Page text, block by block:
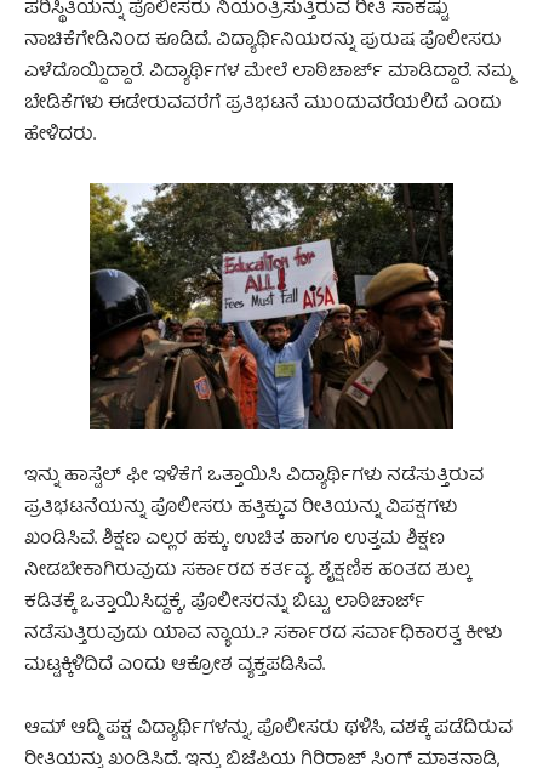
ಪರಿಸ್ಥಿತಿಯನ್ನು ಪೊಲೀಸರು ನಿಯಂತ್ರಿಸುತ್ತಿರುವ ರೀತಿ ಸಾಕಷ್ಟು
ನಾಚಿಕೆಗೇಡಿನಿಂದ ಕೂಡಿದೆ. ವಿದ್ಯಾರ್ಥಿನಿಯರನ್ನು ಪುರುಷ ಪೊಲೀಸರು
ಎಳೆದೊಯ್ದಿದ್ದಾರೆ. ವಿದ್ಯಾರ್ಥಿಗಳ ಮೇಲೆ ಲಾಠಿಚಾರ್ಜ್ ಮಾಡಿದ್ದಾರೆ. ನಮ್ಮ
ಬೇಡಿಕೆಗಳು ಈಡೇರುವವರೆಗೆ ಪ್ರತಿಭಟನೆ ಮುಂದುವರೆಯಲಿದೆ ಎಂದು
ಹೇಳಿದರು.
ಇನ್ನು ಹಾಸ್ಟೆಲ್ ಫೀ ಇಳಿಕೆಗೆ ಒತ್ತಾಯಿಸಿ ವಿದ್ಯಾರ್ಥಿಗಳು ನಡೆಸುತ್ತಿರುವ
ಪ್ರತಿಭಟನೆಯನ್ನು ಪೊಲೀಸರು ಹತ್ತಿಕ್ಕುವ ರೀತಿಯನ್ನು ವಿಪಕ್ಷಗಳು
ಖಂಡಿಸಿವೆ. ಶಿಕ್ಷಣ ಎಲ್ಲರ ಹಕ್ಕು. ಉಚಿತ ಹಾಗೂ ಉತ್ತಮ ಶಿಕ್ಷಣ
ನೀಡಬೇಕಾಗಿರುವುದು ಸರ್ಕಾರದ ಕರ್ತವ್ಯ. ಶೈಕ್ಷಣಿಕ ಹಂತದ ಶುಲ್ಕ
ಕಡಿತಕ್ಕೆ ಒತ್ತಾಯಿಸಿದ್ದಕ್ಕೆ, ಪೊಲೀಸರನ್ನು ಬಿಟ್ಟು ಲಾಠಿಚಾರ್ಜ್
ನಡೆಸುತ್ತಿರುವುದು ಯಾವ ನ್ಯಾಯ..? ಸರ್ಕಾರದ ಸರ್ವಾಧಿಕಾರತ್ವ ಕೀಳು
ಮಟ್ಟಕ್ಕಿಳಿದಿದೆ ಎಂದು ಆಕ್ರೋಶ ವ್ಯಕ್ತಪಡಿಸಿವೆ.
ಆಮ್ ಆದ್ಮಿ ಪಕ್ಷ ವಿದ್ಯಾರ್ಥಿಗಳನ್ನು, ಪೊಲೀಸರು ಥಳಿಸಿ, ವಶಕ್ಕೆ ಪಡೆದಿರುವ
ರೀತಿಯನ್ನು ಖಂಡಿಸಿದೆ. ಇನ್ನು ಬಿಜೆಪಿಯ ಗಿರಿರಾಜ್ ಸಿಂಗ್ ಮಾತನಾಡಿ,